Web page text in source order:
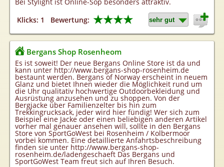
Bei Stylight ist Online-Sop besonders attraktiv.
Klicks: 1
Bewertung: ★★★★
Bergans Shop Rosenheom
Es ist soweit! Der neue Bergans Online Store ist da und
kann unter http://www.bergans-shop-rosenheim.de
bestaunt werden. Bergans of Norway erscheint in neuem
Glanz und bietet Ihnen wieder die Möglichkeit rund um
die Uhr qualitativ hochwertige Outdoorbekleidung und
Ausrüstung anzusehen und zu shoppen. Von der
Bergjacke über Familienzelter bis hin zum
Trekkingrucksack, jeder wird hier fündig! Wer sich zum
Beispiel eine Jacke oder einen beliebigen anderen Artikel
vorher mal genauer ansehen will, sollte in den Bergans
Store von SportGoWest bei Rosenheim / Kolbermoor
vorbei kommen. Eine detaillierte Anfahrtsbeschreibung
finden sie unter http://www.bergans-shop-
rosenheim.de/ladengeschaeft Das Bergans und
SportGoWest Team freut sich auf Ihren Besuch.